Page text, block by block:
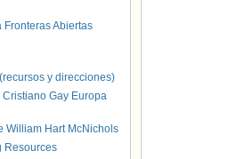
Abiertas
y direcciones)
Gay Europa
William Hart McNichols
Resources